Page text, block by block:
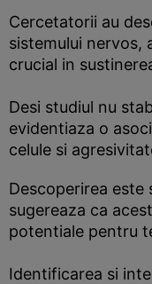
Cercetatorii au
sistemului nervos,
crucial in
Desi studiul nu
evidentiaza o
celule si
Descoperirea este
sugereaza ca
potentiale pentru
Identificarea si